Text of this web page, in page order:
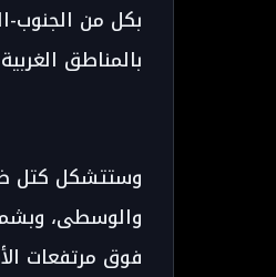
بكل من الجنوب-
بالمناطق
وستتشكل كتل
والوسطى،
فوق مرتفعات